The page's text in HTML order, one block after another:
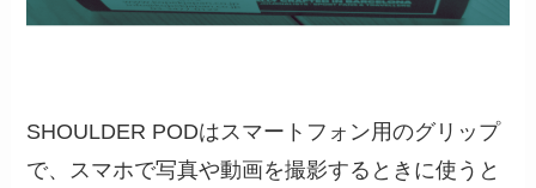
SHOULDER PODはスマートフォン用のグリップ
で、スマホで写真や動画を撮影するときに使うと